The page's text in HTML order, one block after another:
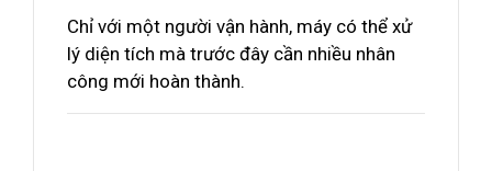
Chỉ với một người vận hành, máy có thể xử
lý diện tích mà trước đây cần nhiều nhân
công mới hoàn thành.